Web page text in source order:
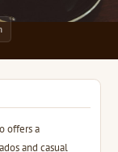
offers a
and casual